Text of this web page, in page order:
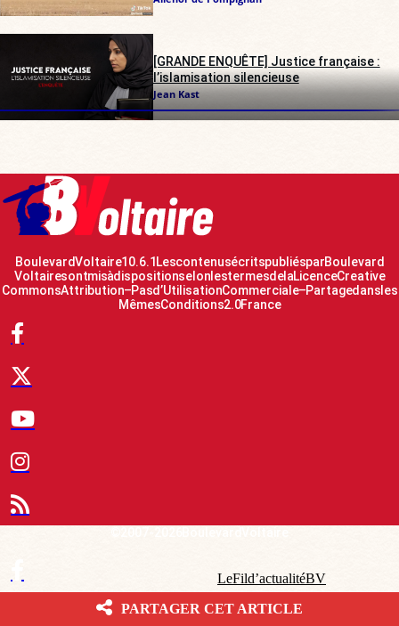
[GRANDE ENQUÊTE] Justice française :
l’islamisation silencieuse
Jean Kast
Boulevard Voltaire 10.6.1 Les contenus écrits publiés par Boulevard
Voltaire sont mis à disposition selon les termes de la Licence Creative
Commons Attribution – Pas d’Utilisation Commerciale – Partage dans les
Mêmes Conditions 2.0 France
Le Fil d’actualité BV
Contact
PARTAGER CET ARTICLE